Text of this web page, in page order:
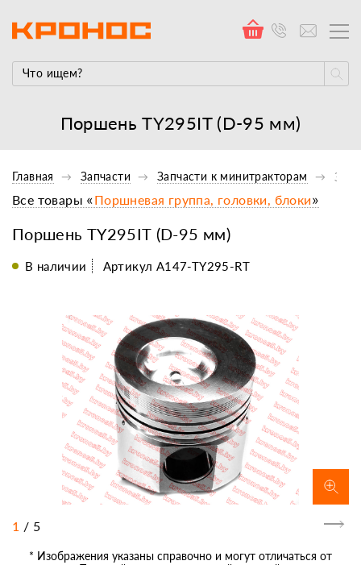
Поршень TY295IT (D-95 мм)
Главная Запчасти Запчасти к минитракторам
Поршень TY295IT (D-95 мм)
Все товары «Поршневая группа, головки, блоки»
В наличии Артикул A147-TY295-RT
1 / 5
* Изображения указаны справочно и могут отличаться от